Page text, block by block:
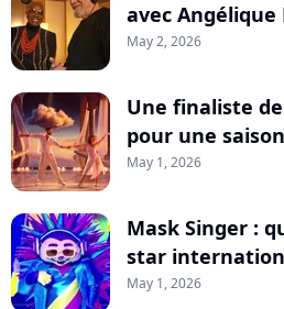
avec Angélique
May 2, 2026
Une finaliste
pour une
May 1, 2026
Mask Singer :
star
May 1, 2026